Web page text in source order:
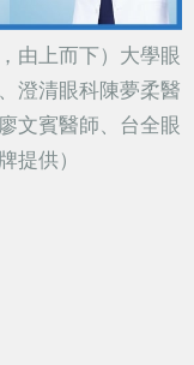
由上而下）大學眼
澄清眼科陳夢柔醫
文賓醫師、台全眼
提供）